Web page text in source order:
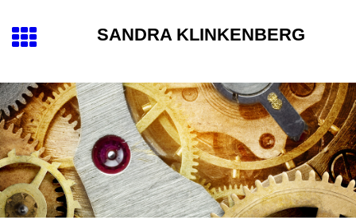
SANDRA KLINKENBERG